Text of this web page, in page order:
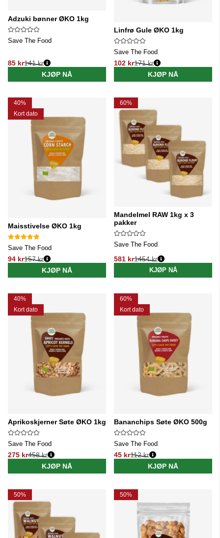
Adzuki bønner ØKO 1kg
Save The Food
85 kr
Vanlig pris:
141 kr
KJØP NÅ
Linfrø Gule ØKO 1kg
Save The Food
102 kr
Vanlig pris:
171 kr
KJØP NÅ
40%
Kort dato
Maisstivelse ØKO 1kg
Save The Food
94 kr
Vanlig pris:
157 kr
KJØP NÅ
60%
Mandelmel RAW 1kg x 3
pakker
Save The Food
581 kr
Vanlig pris:
1454 kr
KJØP NÅ
40%
Kort dato
Aprikoskjerner Søte ØKO 1kg
Save The Food
275 kr
Vanlig pris:
458 kr
KJØP NÅ
60%
Kort dato
Bananchips Søte ØKO 500g
Save The Food
45 kr
Vanlig pris:
112 kr
KJØP NÅ
50% 50%